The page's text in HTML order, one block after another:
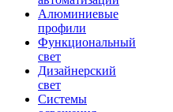
Алюминиевые
профили
Функциональный
свет
Дизайнерский
свет
Системы